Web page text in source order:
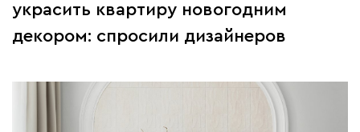
украсить квартиру новогодним
декором: спросили дизайнеров